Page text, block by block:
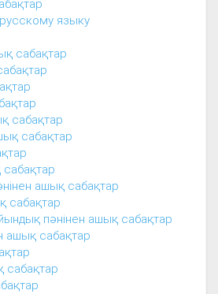
языку
сабақтар
сабақтар
сабақтар
ашық сабақтар
сабақтар
пәнінен ашық сабақтар
ашық сабақтар
сабақтар